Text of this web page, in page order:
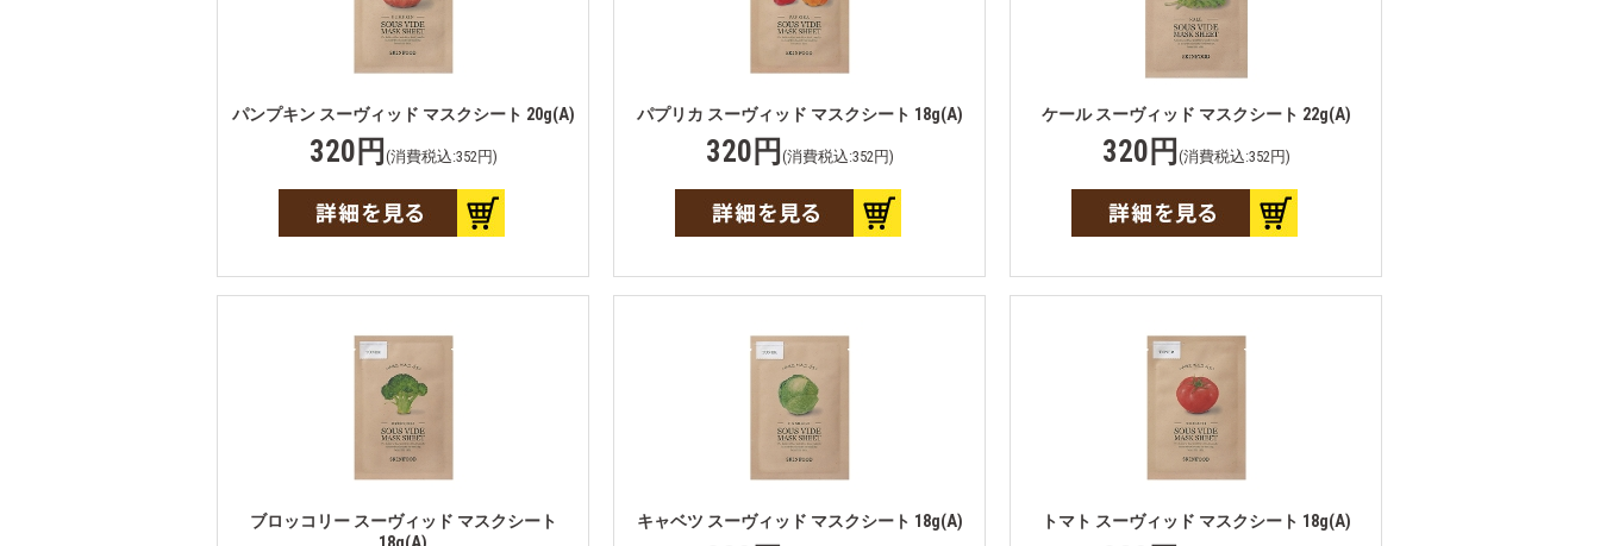
パンプキン スーヴィッド マスクシート 20g(A)
320円 (消費税込:352円)
パプリカ スーヴィッド マスクシート 18g(A)
320円 (消費税込:352円)
ケール スーヴィッド マスクシート 22g(A)
320円 (消費税込:352円)
ブロッコリー スーヴィッド マスクシート
18g(A)
キャベツ スーヴィッド マスクシート 18g(A) トマト スーヴィッド マスクシート 18g(A)